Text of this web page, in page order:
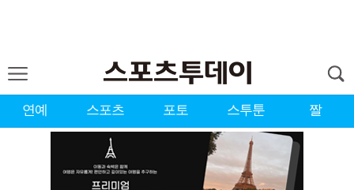
연예 스포츠 포토 스투툰 짤